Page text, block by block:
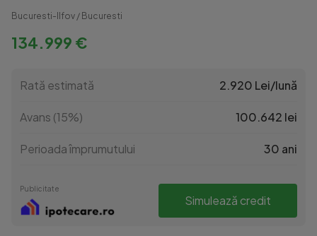
Bucuresti-Ilfov / Bucuresti
134.999 €
Rată estimată 2.920 Lei/lună
Avans (15%) 100.642 lei
Perioada împrumutului 30 ani
Publicitate
Simulează credit